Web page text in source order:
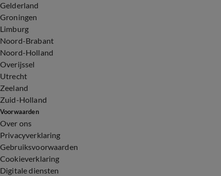
Gelderland
Groningen
Limburg
Noord-Brabant
Noord-Holland
Overijssel
Utrecht
Zeeland
Zuid-Holland
Voorwaarden
Over ons
Privacyverklaring
Gebruiksvoorwaarden
Cookieverklaring
Digitale diensten